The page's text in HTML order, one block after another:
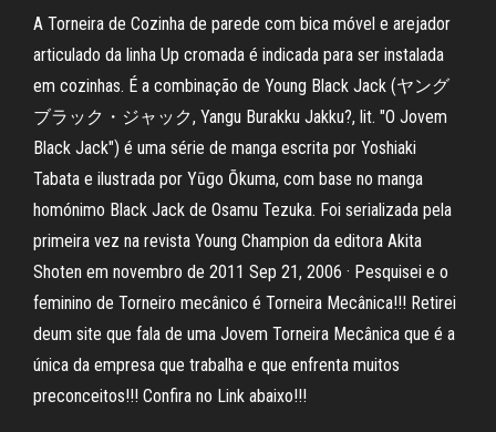
A Torneira de Cozinha de parede com bica móvel e arejador
articulado da linha Up cromada é indicada para ser instalada
em cozinhas. É a combinação de Young Black Jack (ヤング
ブラック・ジャック, Yangu Burakku Jakku?, lit. "O Jovem
Black Jack") é uma série de manga escrita por Yoshiaki
Tabata e ilustrada por Yūgo Ōkuma, com base no manga
homónimo Black Jack de Osamu Tezuka. Foi serializada pela
primeira vez na revista Young Champion da editora Akita
Shoten em novembro de 2011 Sep 21, 2006 · Pesquisei e o
feminino de Torneiro mecânico é Torneira Mecânica!!! Retirei
deum site que fala de uma Jovem Torneira Mecânica que é a
única da empresa que trabalha e que enfrenta muitos
preconceitos!!! Confira no Link abaixo!!!